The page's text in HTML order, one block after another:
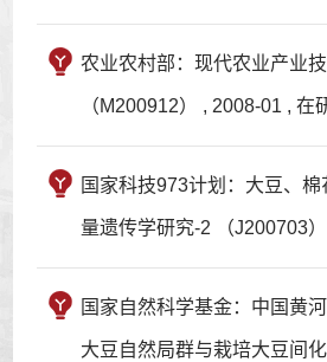
农业农村部：现代农业产业技
（M200912） , 2008-01 , 在
国家科技973计划：大豆、
量遗传学研究-2 （J200703
国家自然科学基金：中国黄
大豆自然局群与栽培大豆间